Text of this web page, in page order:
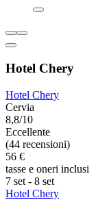
Hotel Chery
Hotel Chery
Cervia
8,8/10
Eccellente
(44 recensioni)
56 €
tasse e oneri inclusi
7 set - 8 set
Hotel Chery